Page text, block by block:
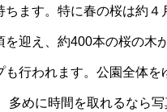
ちます。特に春の桜は約４
を迎え、約400本の桜の木
も行われます。公園全体を
多めに時間を取れるなら